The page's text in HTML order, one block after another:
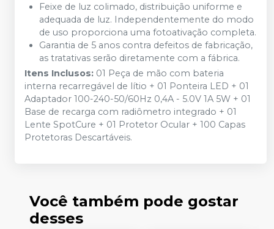
Feixe de luz colimado, distribuição uniforme e
adequada de luz. Independentemente do modo
de uso proporciona uma fotoativação completa.
Garantia de 5 anos contra defeitos de fabricação,
as tratativas serão diretamente com a fábrica.
Itens Inclusos: 01 Peça de mão com bateria
interna recarregável de lítio + 01 Ponteira LED + 01
Adaptador 100-240-50/60Hz 0,4A - 5.0V 1A 5W + 01
Base de recarga com radiômetro integrado + 01
Lente SpotCure + 01 Protetor Ocular + 100 Capas
Protetoras Descartáveis.
Você também pode gostar
desses